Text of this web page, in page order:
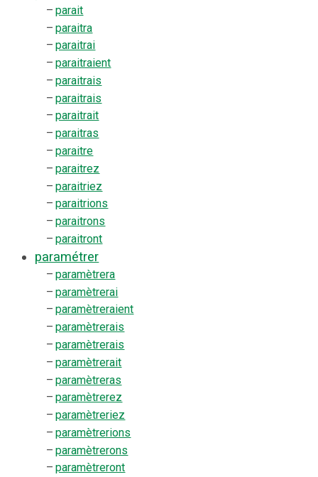
– parait
– paraitra
– paraitrai
– paraitraient
– paraitrais
– paraitrais
– paraitrait
– paraitras
– paraitre
– paraitrez
– paraitriez
– paraitrions
– paraitrons
– paraitront
paramétrer
– paramètrera
– paramètrerai
– paramètreraient
– paramètrerais
– paramètrerais
– paramètrerait
– paramètreras
– paramètrerez
– paramètreriez
– paramètrerions
– paramètrerons
– paramètreront